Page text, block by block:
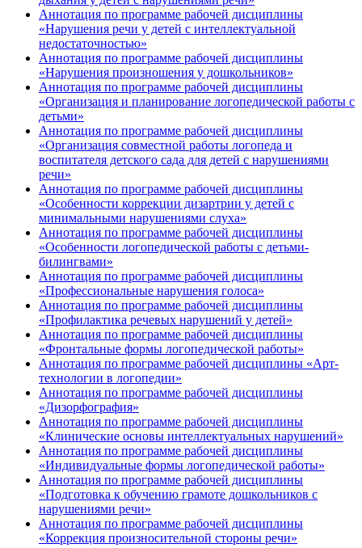
Аннотация по программе рабочей дисциплины
«Нарушения речи у детей с интеллектуальной
недостаточностью»
Аннотация по программе рабочей дисциплины
«Нарушения произношения у дошкольников»
Аннотация по программе рабочей дисциплины
«Организация и планирование логопедической работы с
детьми»
Аннотация по программе рабочей дисциплины
«Организация совместной работы логопеда и
воспитателя детского сада для детей с нарушениями
речи»
Аннотация по программе рабочей дисциплины
«Особенности коррекции дизартрии у детей с
минимальными нарушениями слуха»
Аннотация по программе рабочей дисциплины
«Особенности логопедической работы с детьми-
билингвами»
Аннотация по программе рабочей дисциплины
«Профессиональные нарушения голоса»
Аннотация по программе рабочей дисциплины
«Профилактика речевых нарушений у детей»
Аннотация по программе рабочей дисциплины
«Фронтальные формы логопедической работы»
Аннотация по программе рабочей дисциплины «Арт-
технологии в логопедии»
Аннотация по программе рабочей дисциплины
«Дизорфография»
Аннотация по программе рабочей дисциплины
«Клинические основы интеллектуальных нарушений»
Аннотация по программе рабочей дисциплины
«Индивидуальные формы логопедической работы»
Аннотация по программе рабочей дисциплины
«Подготовка к обучению грамоте дошкольников с
нарушениями речи»
Аннотация по программе рабочей дисциплины
«Коррекция произносительной стороны речи»